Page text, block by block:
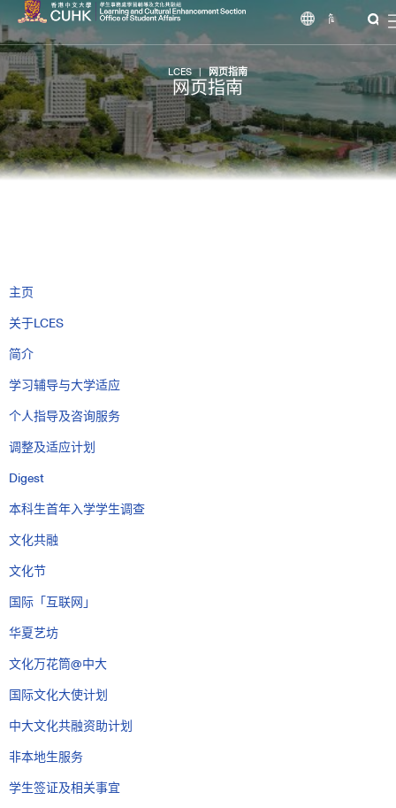
简
LCES|网页指南
网页指南
主页
关于LCES
简介
学习辅导与大学适应
个人指导及咨询服务
调整及适应计划
Digest
本科生首年入学学生调查
文化共融
文化节
国际「互联网」
华夏艺坊
文化万花筒@中大
国际文化大使计划
中大文化共融资助计划
非本地生服务
学生签证及相关事宜